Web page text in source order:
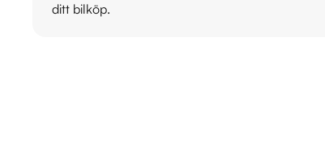
ditt bilköp.